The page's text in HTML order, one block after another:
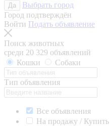
Да
Выбрать город
Город подтверждён
Войти Подать объявление
Поиск животных
среди 20 329 объявлений
Кошки
Собаки
Тип объявления
Все объявления
На продажу / Купить